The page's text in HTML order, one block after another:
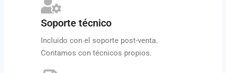
Soporte técnico
Incluido con el soporte post-venta.
Contamos con técnicos propios.